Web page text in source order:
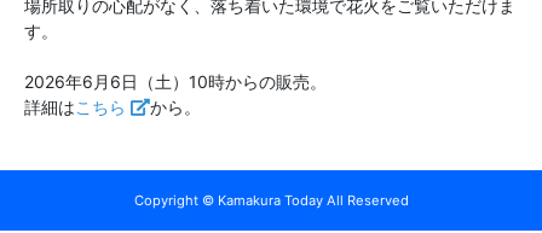
場所取りの心配がなく、落ち着いた環境で花火をご覧いただけま
す。
2026年6月6日（土）10時からの販売。
詳細はこちら から。
Copyright © Kamakura Today All Reserved